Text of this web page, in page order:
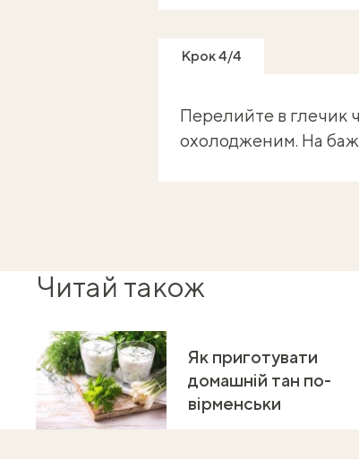
Крок 4/4
Перелийте в глечик
охолодженим. На
Читай також
Як приготувати
домашній тан по-
вірменськи